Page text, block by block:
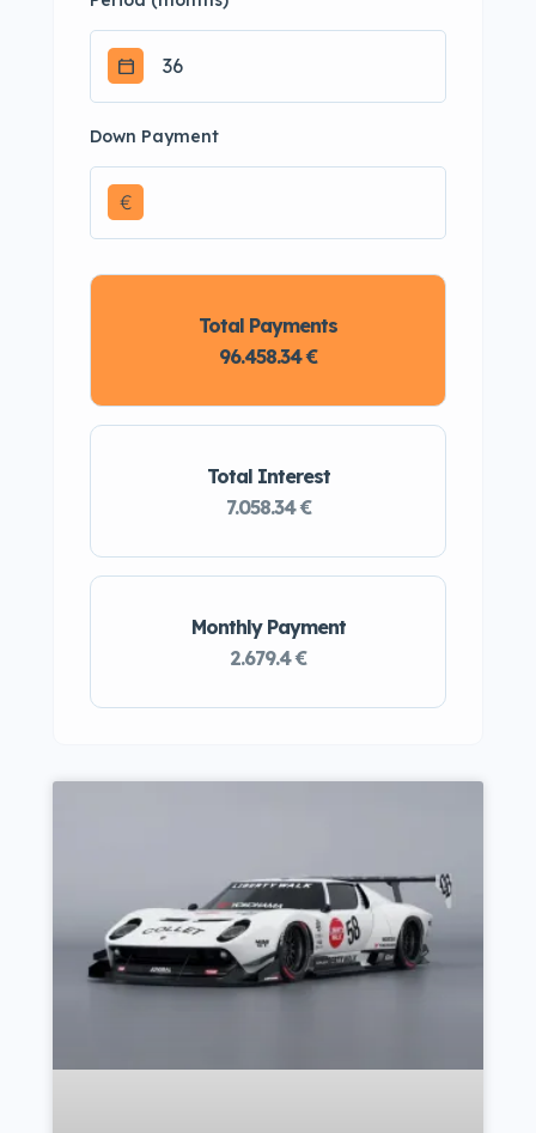
Down Payment
€
Monthly Payment
2.679.4 €
Total Interest
7.058.34 €
Total Payments
96.458.34 €